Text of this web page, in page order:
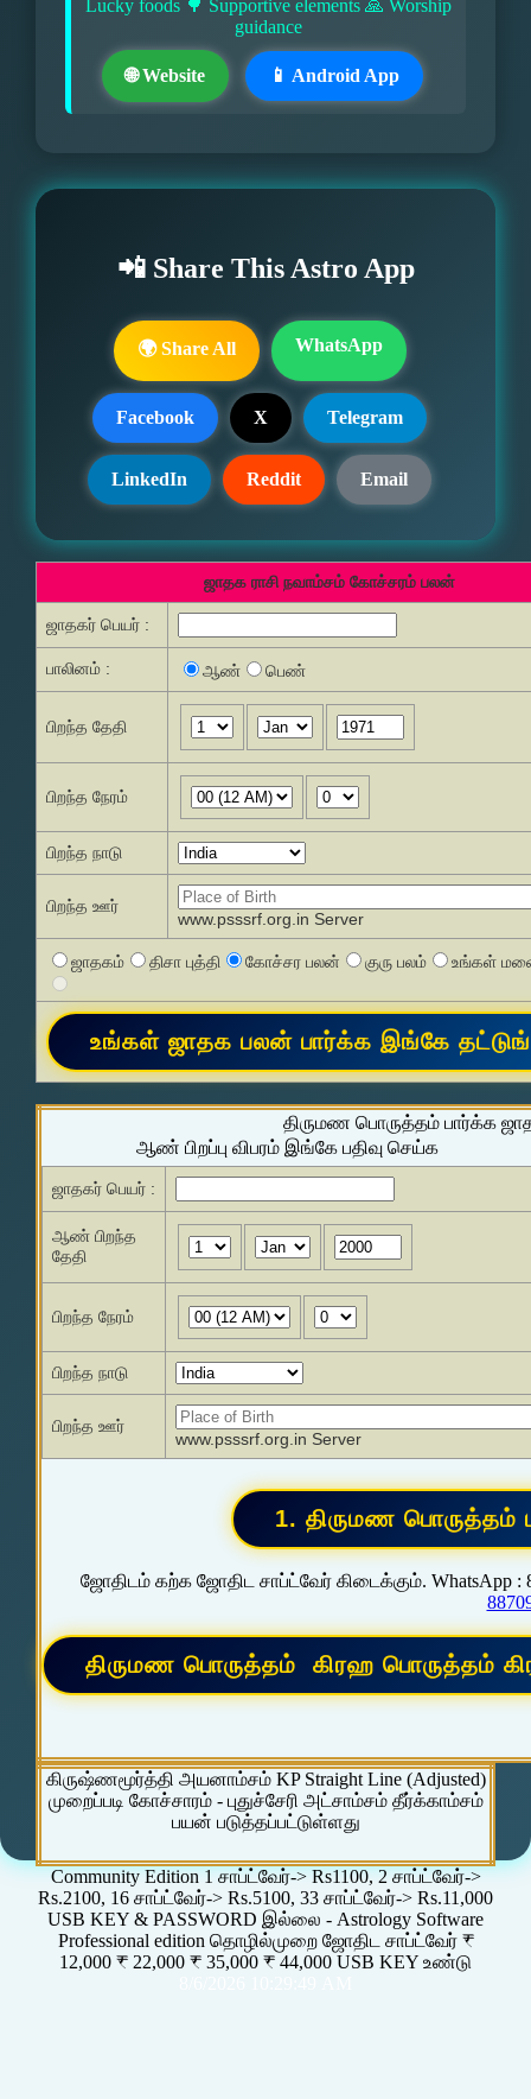
Lucky foods 🌳 Supportive elements 🙏 Worship
guidance
🌐 Website 📱 Android App
📲 Share This Astro App
🌍 Share All WhatsApp
Facebook X Telegram
LinkedIn Reddit Email
ஜாதக ராசி நவாம்சம் கோச்சரம் பலன்
ஜாதகர் பெயர் :
பாலினம் : ஆண் பெண்
பிறந்த தேதி
பிறந்த நேரம்
பிறந்த நாடு
பிறந்த ஊர்
www.psssrf.org.in Server
ஜாதகம் திசா புத்தி கோச்சர பலன் குரு பலம் உங்கள்
திருமண பொருத்தம் பார்க்க
ஆண் பிறப்பு விபரம் இங்கே பதிவு செய்க
ஜாதகர் பெயர் :
ஆண் பிறந்த
தேதி
பிறந்த நேரம்
பிறந்த நாடு
பிறந்த ஊர்
www.psssrf.org.in Server
ஜோதிடம் கற்க ஜோதிட சாப்ட்வேர் கிடைக்கும். WhatsApp :
கிருஷ்ணமூர்த்தி அயனாம்சம் KP Straight Line (Adjusted)
முறைப்படி கோச்சாரம் - புதுச்சேரி அட்சாம்சம் தீர்க்காம்சம்
பயன் படுத்தப்பட்டுள்ளது
Community Edition 1 சாப்ட்வேர்-> Rs1100, 2 சாப்ட்வேர்->
Rs.2100, 16 சாப்ட்வேர்-> Rs.5100, 33 சாப்ட்வேர்-> Rs.11,000
USB KEY & PASSWORD இல்லை - Astrology Software
Professional edition தொழில்முறை ஜோதிட சாப்ட்வேர் ₹
12,000 ₹ 22,000 ₹ 35,000 ₹ 44,000 USB KEY உண்டு